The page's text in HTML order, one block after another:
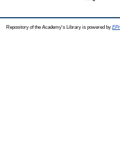
Repository of the Academy's Library is powered by